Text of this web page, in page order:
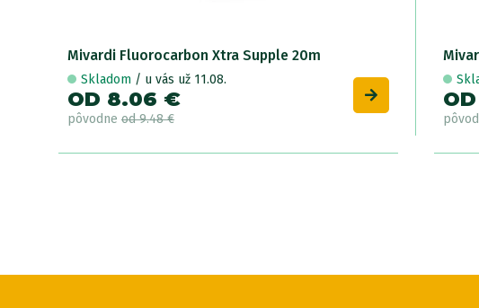
Mivardi Fluorocarbon Xtra Supple 20m
Skladom / u vás už 11.08.
OD 8.06 €
pôvodne od 9.48 €